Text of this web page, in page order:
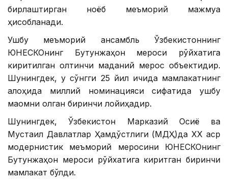
бирлаштирган ноёб меъморий мажмуа
ҳисобланади.
Ушбу меъморий ансамбль Ўзбекистоннинг
ЮНEСКОнинг Бутунжаҳон мероси рўйхатига
киритилган олтинчи маданий мерос объектидир.
Шунингдек, у сўнгги 25 йил ичида мамлакатнинг
алоҳида миллий номинацияси сифатида ушбу
мақомни олган биринчи лойиҳадир.
Шунингдек, Ўзбекистон Марказий Осиё ва
Мустақил Давлатлар Ҳамдўстлиги (МДҲ)да ХХ аср
модернистик меъморий меросини ЮНEСКОнинг
Бутунжаҳон мероси рўйхатига киритган биринчи
мамлакат бўлди.